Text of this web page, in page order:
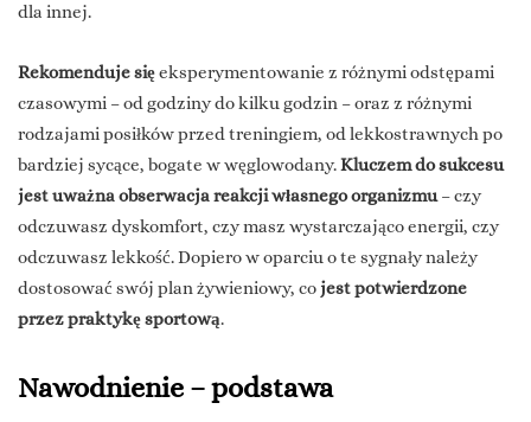
dla innej.
Rekomenduje sięeksperymentowanie z różnymi odstępami
czasowymi – od godziny do kilku godzin – oraz z różnymi
rodzajami posiłków przed treningiem, od lekkostrawnych po
bardziej sycące, bogate w węglowodany.Kluczem do sukcesu
jest uważna obserwacja reakcji własnego organizmu– czy
odczuwasz dyskomfort, czy masz wystarczająco energii, czy
odczuwasz lekkość. Dopiero w oparciu o te sygnały należy
dostosować swój plan żywieniowy, co jest potwierdzone
przez praktykę sportową.
Nawodnienie – podstawa